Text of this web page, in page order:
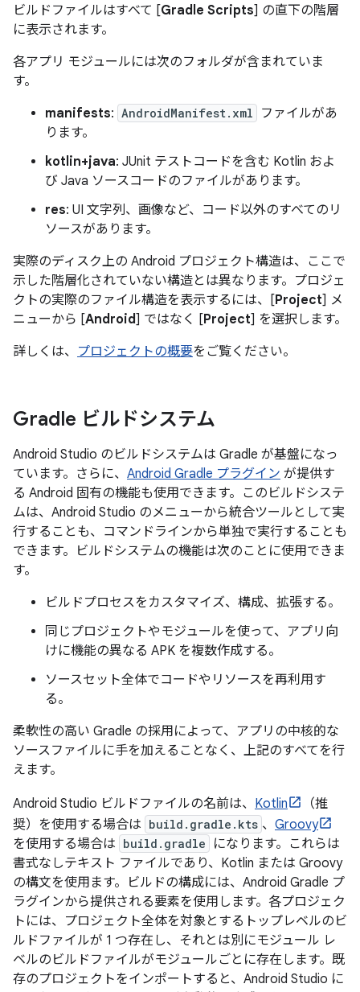
ビルドファイルはすべて [Gradle Scripts] の直下の階層
に表示されます。
各アプリ モジュールには次のフォルダが含まれていま
す。
manifests: AndroidManifest.xml
ファイルがあ
ります。
kotlin+java: JUnit テストコードを含む Kotlin およ
び Java ソースコードのファイルがあります。
res: UI 文字列、画像など、コード以外のすべてのリ
ソースがあります。
実際のディスク上の Android プロジェクト構造は、ここで
示した階層化されていない構造とは異なります。プロジェ
クトの実際のファイル構造を表示するには、[Project] メ
ニューから [Android] ではなく [Project] を選択します。
詳しくは、 プロジェクトの概要をご覧ください。
Gradle ビルドシステム
Android Studio のビルドシステムは Gradle が基盤になっ
ています。さらに、 Android Gradle プラグイン が提供す
る Android 固有の機能も使用できます。このビルドシステ
ムは、Android Studio のメニューから統合ツールとして実
行することも、コマンドラインから単独で実行することも
できます。ビルドシステムの機能は次のことに使用できま
す。
ビルドプロセスをカスタマイズ、構成、拡張する。
同じプロジェクトやモジュールを使って、アプリ向
けに機能の異なる APK を複数作成する。
ソースセット全体でコードやリソースを再利用す
る。
柔軟性の高い Gradle の採用によって、アプリの中核的な
ソースファイルに手を加えることなく、上記のすべてを行
えます。
Android Studio ビルドファイルの名前は、 Kotlin
（推
奨）を使用する場合は build.gradle.kts 、 Groovy
を使用する場合は build.gradle
になります。これらは
書式なしテキスト ファイルであり、Kotlin または Groovy
の構文を使用ます。ビルドの構成には、Android Gradle プ
ラグインから提供される要素を使用します。各プロジェク
トには、プロジェクト全体を対象とするトップレベルのビ
ルドファイルが 1 つ存在し、それとは別にモジュール レ
ベルのビルドファイルがモジュールごとに存在します。既
存のプロジェクトをインポートすると、Android Studio に